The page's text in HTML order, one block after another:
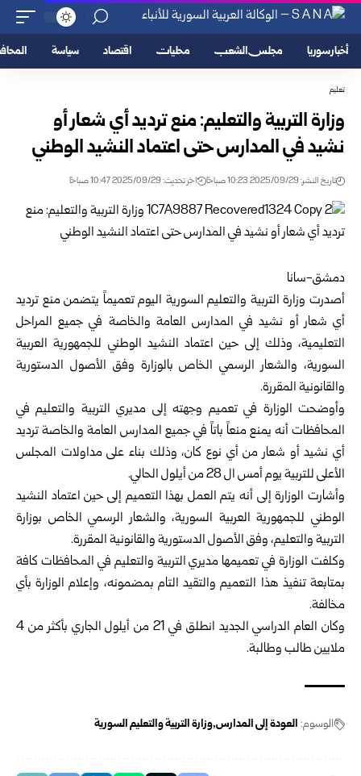
أخبار سوريا مجلس الشعب محليات اقتصاد سياسة
تعليم
وزارة التربية والتعليم: منع ترديد أي شعار أو
نشيد في المدارس حتى اعتماد النشيد الوطني
تاريخ النشر: 2025/09/29 10:23 صباحًا اخر تحديث: 2025/09/29 10:47 صباحًا
دمشق-سانا
أصدرت وزارة التربية والتعليم السورية اليوم تعميماً يتضمن منع ترديد
أي شعار أو نشيد في المدارس العامة والخاصة في جميع المراحل
التعليمية، وذلك إلى حين اعتماد النشيد الوطني للجمهورية العربية
السورية، والشعار الرسمي الخاص بالوزارة وفق الأصول الدستورية
والقانونية المقررة.
وأوضحت الوزارة في تعميم وجهته إلى مديري التربية والتعليم في
المحافظات أنه يمنع منعاً باتاً في جميع المدارس العامة والخاصة ترديد
أي نشيد أو شعار من أي نوع كان، وذلك بناء على مداولات المجلس
الأعلى للتربية يوم أمس ال 28 من أيلول الحالي.
وأشارت الوزارة إلى أنه يتم العمل بهذا التعميم إلى حين اعتماد النشيد
الوطني للجمهورية العربية السورية، والشعار الرسمي الخاص بوزارة
التربية والتعليم، وفق الأصول الدستورية والقانونية المقررة.
وكلفت الوزارة في تعميمها مديري التربية والتعليم في المحافظات كافة
بمتابعة تنفيذ هذا التعميم والتقيد التام بمضمونه، وإعلام الوزارة بأي
مخالفة.
وكان العام الدراسي الجديد انطلق في 21 من أيلول الجاري بأكثر من 4
ملايين طالب وطالبة.
الوسوم: العودة إلى المدارس وزارة التربية والتعليم السورية